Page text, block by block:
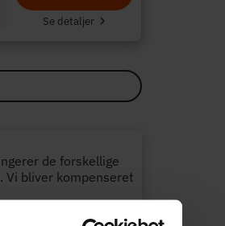
Se detaljer
de forskellige
Vi bliver kompenseret